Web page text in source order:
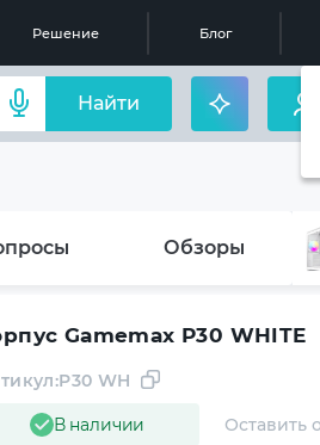
Решение Блог
Найти
Обзоры
Gamemax P30 WHITE
В наличии
P30 WH
Оставить